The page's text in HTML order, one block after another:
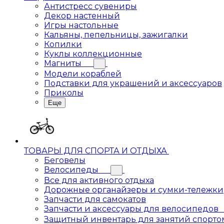
Антистресс сувениры
Декор настенный
Игры настольные
Кальяны, пепельницы, зажигалки
Копилки
Куклы коллекционные
Магниты
Модели кораблей
Подставки для украшений и аксессуаров
Приколы
Еще
ТОВАРЫ ДЛЯ СПОРТА И ОТДЫХА
Беговелы
Велосипеды
Все для активного отдыха
Дорожные органайзеры и сумки-тележки
Запчасти для самокатов
Запчасти и аксессуары для велосипедов
Защитный инвентарь для занятий